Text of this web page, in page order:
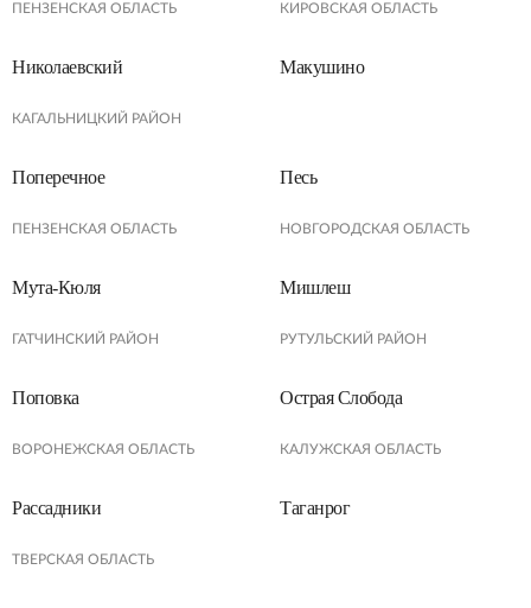
ПЕНЗЕНСКАЯ ОБЛАСТЬ КИРОВСКАЯ ОБЛАСТЬ
Николаевский
КАГАЛЬНИЦКИЙ РАЙОН
Макушино
Поперечное
ПЕНЗЕНСКАЯ ОБЛАСТЬ
Песь
НОВГОРОДСКАЯ ОБЛАСТЬ
Мута-Кюля
ГАТЧИНСКИЙ РАЙОН
Мишлеш
РУТУЛЬСКИЙ РАЙОН
Поповка
ВОРОНЕЖСКАЯ ОБЛАСТЬ
Острая Слобода
КАЛУЖСКАЯ ОБЛАСТЬ
Рассадники
ТВЕРСКАЯ ОБЛАСТЬ
Таганрог